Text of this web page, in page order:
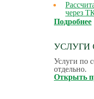
через
Подробнее
УСЛУГИ
Услуги по
отдельно.
Открыть